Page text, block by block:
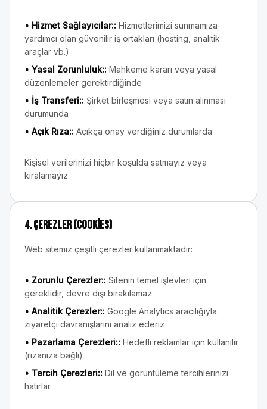
• Hizmet Sağlayıcılar:: Hizmetlerimizi sunmamıza
yardımcı olan güvenilir iş ortakları (hosting, analitik
araçlar vb.)
• Yasal Zorunluluk:: Mahkeme kararı veya yasal
düzenlemeler gerektirdiğinde
• İş Transferi:: Şirket birleşmesi veya satın alınması
durumunda
• Açık Rıza:: Açıkça onay verdiğiniz durumlarda
Kişisel verilerinizi hiçbir koşulda satmayız veya
kiralamayız.
4. Çerezler (Cookies)
Web sitemiz çeşitli çerezler kullanmaktadır:
• Zorunlu Çerezler:: Sitenin temel işlevleri için
gereklidir, devre dışı bırakılamaz
• Analitik Çerezler:: Google Analytics aracılığıyla
ziyaretçi davranışlarını analiz ederiz
• Pazarlama Çerezleri:: Hedefli reklamlar için kullanılır
(rızanıza bağlı)
• Tercih Çerezleri:: Dil ve görüntüleme tercihlerinizi
hatırlar